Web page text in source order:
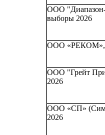
ООО
выборы 2026
ООО «РЕКОМ»,
ООО "Грейт
2026
ООО «СП»
2026